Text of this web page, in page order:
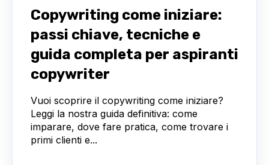
Copywriting come iniziare:
passi chiave, tecniche e
guida completa per aspiranti
copywriter
Vuoi scoprire il copywriting come iniziare?
Leggi la nostra guida definitiva: come
imparare, dove fare pratica, come trovare i
primi clienti e...